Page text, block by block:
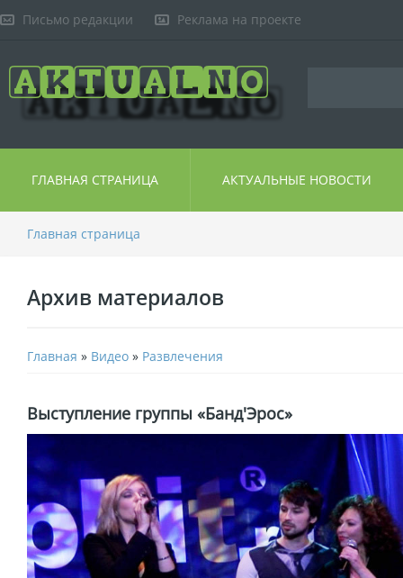
Письмо редакции Реклама на проекте
ГЛАВНАЯ СТРАНИЦА АКТУАЛЬНЫЕ НОВОСТИ
Главная страница
Архив материалов
Главная » Видео » Развлечения
Выступление группы «Банд'Эрос»